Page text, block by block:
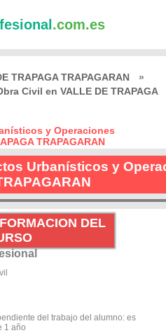
.com.es
TRAPAGA TRAPAGARAN
»
Civil en VALLE DE TRAPAGA
y Operaciones
TRAPAGARAN
Urbanísticos y
DEL
del trabajo del alumno: es
1 año